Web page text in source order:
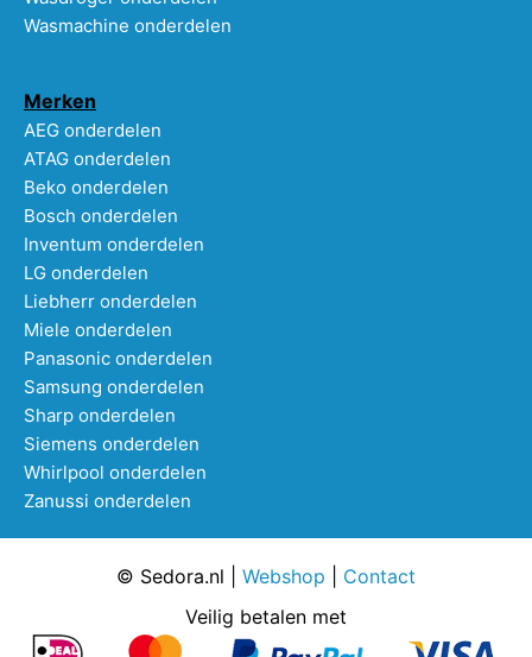
Wasmachine onderdelen
Merken
AEG onderdelen
ATAG onderdelen
Beko onderdelen
Bosch onderdelen
Inventum onderdelen
LG onderdelen
Liebherr onderdelen
Miele onderdelen
Panasonic onderdelen
Samsung onderdelen
Sharp onderdelen
Siemens onderdelen
Whirlpool onderdelen
Zanussi onderdelen
© Sedora.nl | Webshop
Contact
Veilig betalen met